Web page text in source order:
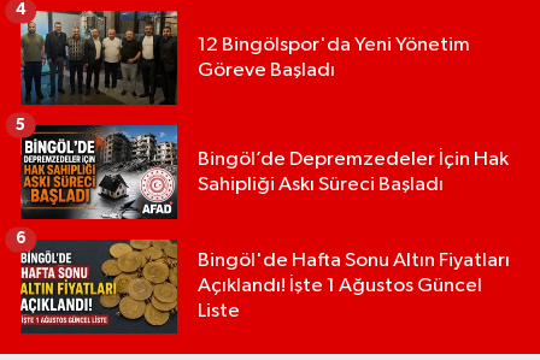
12 Bingölspor'da Yeni Yönetim
Göreve Başladı
4
Bingöl’de Depremzedeler İçin Hak
Sahipliği Askı Süreci Başladı
5
Bingöl'de Hafta Sonu Altın Fiyatları
Açıklandı! İşte 1 Ağustos Güncel
Liste
6